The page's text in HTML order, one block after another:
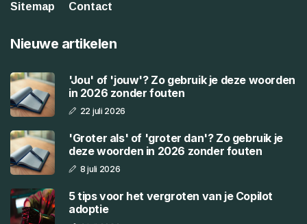
Sitemap
Contact
Nieuwe artikelen
'Jou' of 'jouw'? Zo gebruik je deze woorden
in 2026 zonder fouten
22 juli 2026
'Groter als' of 'groter dan'? Zo gebruik je
deze woorden in 2026 zonder fouten
8 juli 2026
5 tips voor het vergroten van je Copilot
adoptie